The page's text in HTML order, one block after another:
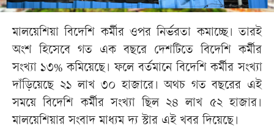
মালয়েশিয়া বিদেশি কর্মীর ওপর নির্ভরতা কমাচ্ছে। তারই
অংশ হিসেবে গত এক বছরে দেশটিতে বিদেশি কর্মীর
সংখ্যা ১৩% কমিয়েছে। ফলে বর্তমানে বিদেশি কর্মীর সংখ্যা
দাঁড়িয়েছে ২১ লাখ ৩০ হাজারে। অথচ গত বছরের এই
সময়ে বিদেশি কর্মীর সংখ্যা ছিল ২৪ লাখ ৫২ হাজার।
মালয়েশিয়ার সংবাদ মাধ্যম দ্য স্টার এই খবর দিয়েছে।